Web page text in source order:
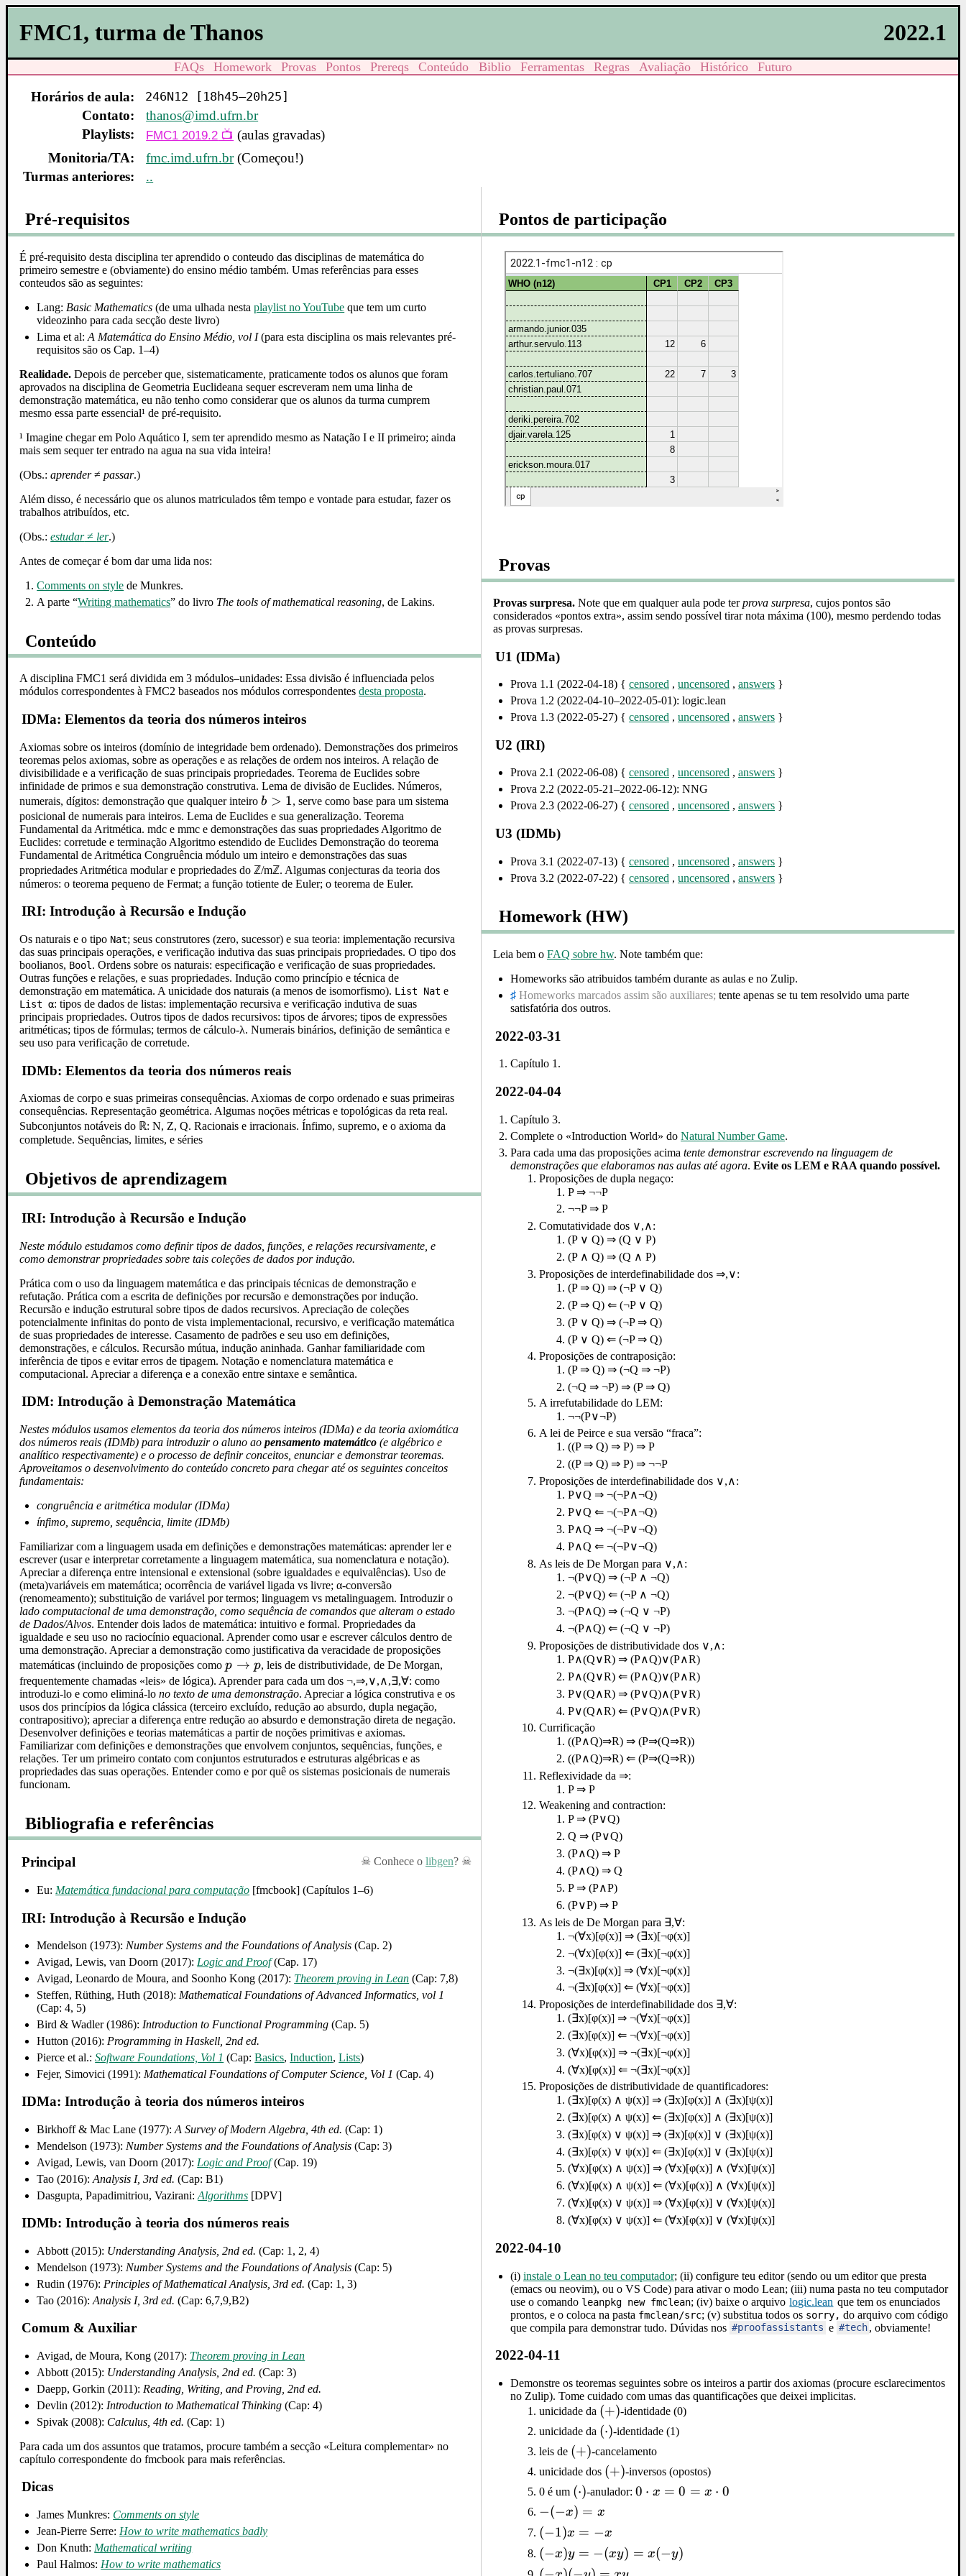
2022.1
FMC1, turma de Thanos
FAQs Homework Provas Pontos Prereqs Conteúdo Biblio Ferramentas Regras Avaliação Histórico Futuro
Horários de aula: 246N12 [18h45–20h25]
Contato:
thanos@imd.ufrn.br
Playlists:
FMC1 2019.2
(aulas gravadas)
Monitoria/TA:
fmc.imd.ufrn.br(Começou!)
Turmas anteriores:
..
Pré-requisitos
É pré-requisito desta disciplina ter aprendido o conteudo das disciplinas de matemática do
primeiro semestre e (obviamente) do ensino médio também. Umas referências para esses
conteudos são as seguintes:
Lang: Basic Mathematics (de uma ulhada nestaplaylist no YouTube que tem um curto
videozinho para cada secção deste livro)
Lima et al:A Matemática do Ensino Médio, vol I(para esta disciplina os mais relevantes pré-
requisitos são os Cap. 1–4)
Realidade. Depois de perceber que, sistematicamente, praticamente todos os alunos que foram
aprovados na disciplina de Geometria Euclideana sequer escreveram nem uma linha de
demonstração matemática, eu não tenho como considerar que os alunos da turma cumprem
mesmo essa parte essencial¹ de pré-requisito.
¹ Imagine chegar em Polo Aquático I, sem ter aprendido mesmo as Natação I e II primeiro; ainda
mais sem sequer ter entrado na agua na sua vida inteira!
(Obs.:aprender≠passar.)
Além disso, é necessário que os alunos matriculados têm tempo e vontade para estudar, fazer os
trabalhos atribuídos, etc.
(Obs.:estudar≠ ler.)
Antes de começar é bom dar uma lida nos:
Comments on style de Munkres.
A parte “Writing mathematics” do livro The tools of mathematical reasoning, de Lakins.
Conteúdo
A disciplina FMC1 será dividida em 3 módulos–unidades: Essa divisão é influenciada pelos
módulos correspondentes à FMC2 baseados nos módulos correspondentesdesta proposta.
IDMa: Elementos da teoria dos números inteiros
Axiomas sobre os inteiros (domínio de integridade bem ordenado). Demonstrações dos primeiros
teoremas pelos axiomas, sobre as operações e as relações de ordem nos inteiros. A relação de
divisibilidade e a verificação de suas principais propriedades. Teorema de Euclides sobre
infinidade de primos e sua demonstração construtiva. Lema de divisão de Euclides. Números,
numerais, dígitos: demonstração que qualquer inteirob
>
1
b > 1, serve como base para um sistema
posicional de numerais para inteiros. Lema de Euclides e sua generalização. Teorema
Fundamental da Aritmética. mdc e mmc e demonstrações das suas propriedades Algoritmo de
Euclides: corretude e terminação Algoritmo estendido de Euclides Demonstração do teorema
Fundamental de Aritmética Congruência módulo um inteiro e demonstrações das suas
propriedades Aritmética modular e propriedades do ℤ/mℤ. Algumas conjecturas da teoria dos
números: o teorema pequeno de Fermat; a função totiente de Euler; o teorema de Euler.
IRI: Introdução à Recursão e Indução
Os naturais e o tipo Nat; seus construtores (zero, sucessor) e sua teoria: implementação recursiva
das suas principais operações, e verificação indutiva das suas principais propriedades. O tipo dos
boolianos, Bool . Ordens sobre os naturais: especificação e verificação de suas propriedades.
Outras funções e relações, e suas propriedades. Indução como princípio e técnica de
demonstração em matemática. A unicidade dos naturais (a menos de isomorfismo). List Nat e
List α: tipos de dados de listas: implementação recursiva e verificação indutiva de suas
principais propriedades. Outros tipos de dados recursivos: tipos de árvores; tipos de expressões
aritméticas; tipos de fórmulas; termos de cálculo-λ. Numerais binários, definição de semântica e
seu uso para verificação de corretude.
IDMb: Elementos da teoria dos números reais
Axiomas de corpo e suas primeiras consequências. Axiomas de corpo ordenado e suas primeiras
consequências. Representação geométrica. Algumas noções métricas e topológicas da reta real.
Subconjuntos notáveis do ℝ: N, Z, Q. Racionais e irracionais. Ínfimo, supremo, e o axioma da
completude. Sequências, limites, e séries
Objetivos de aprendizagem
IRI: Introdução à Recursão e Indução
Neste módulo estudamos como definir tipos de dados, funções, e relações recursivamente, e
como demonstrar propriedades sobre tais coleções de dados por indução.
Prática com o uso da linguagem matemática e das principais técnicas de demonstração e
refutação. Prática com a escrita de definições por recursão e demonstrações por indução.
Recursão e indução estrutural sobre tipos de dados recursivos. Apreciação de coleções
potencialmente infinitas do ponto de vista implementacional, recursivo, e verificação matemática
de suas propriedades de interesse. Casamento de padrões e seu uso em definições,
demonstrações, e cálculos. Recursão mútua, indução aninhada. Ganhar familiaridade com
inferência de tipos e evitar erros de tipagem. Notação e nomenclatura matemática e
computacional. Apreciar a diferença e a conexão entre sintaxe e semântica.
IDM: Introdução à Demonstração Matemática
Nestes módulos usamos elementos da teoria dos números inteiros (IDMa) e da teoria axiomática
dos números reais (IDMb) para introduzir o aluno aopensamento matemático (e algébrico e
analítico respectivamente) e o processo de definir conceitos, enunciar e demonstrar teoremas.
Aproveitamos o desenvolvimento do conteúdo concreto para chegar até os seguintes conceitos
fundamentais:
congruência e aritmética modular (IDMa)
ínfimo, supremo, sequência, limite (IDMb)
Familiarizar com a linguagem usada em definições e demonstrações matemáticas: aprender ler e
escrever (usar e interpretar corretamente a linguagem matemática, sua nomenclatura e notação).
Apreciar a diferença entre intensional e extensional (sobre igualdades e equivalências). Uso de
(meta)variáveis em matemática; ocorrência de variável ligada vs livre; α-conversão
(renomeamento); substituição de variável por termos; linguagem vs metalinguagem. Introduzir o
lado computacional de uma demonstração, como sequência de comandos que alteram o estado
de Dados/Alvos. Entender dois lados de matemática: intuitivo e formal. Propriedades da
igualdade e seu uso no raciocínio equacional. Aprender como usar e escrever cálculos dentro de
uma demonstração. Apreciar a demonstração como justificativa da veracidade de proposições
matemáticas (incluindo de proposições comop\to
p
p → p, leis de distributividade, de De Morgan,
frequentemente chamadas «leis» de lógica). Aprender para cada um dos ¬,⇒,∨,∧,∃,∀: como
introduzi-lo e como eliminá-lono texto de uma demonstração. Apreciar a lógica construtiva e os
usos dos princípios da lógica clássica (terceiro excluído, redução ao absurdo, dupla negação,
contrapositivo); apreciar a diferença entre redução ao absurdo e demonstração direta de negação.
Desenvolver definições e teorias matemáticas a partir de noções primitivas e axiomas.
Familiarizar com definições e demonstrações que envolvem conjuntos, sequências, funções, e
relações. Ter um primeiro contato com conjuntos estruturados e estruturas algébricas e as
propriedades das suas operações. Entender como e por quê os sistemas posicionais de numerais
funcionam.
Bibliografia e referências
Conhece o libgen?
Principal
Eu: Matemática fundacional para computação [fmcbook] (Capítulos 1–6)
IRI: Introdução à Recursão e Indução
Mendelson (1973): Number Systems and the Foundations of Analysis (Cap. 2)
Avigad, Lewis, van Doorn (2017): Logic and Proof(Cap. 17)
Avigad, Leonardo de Moura, and Soonho Kong (2017): Theorem proving in Lean (Cap: 7,8)
Steffen, Rüthing, Huth (2018): Mathematical Foundations of Advanced Informatics, vol 1
(Cap: 4, 5)
Bird & Wadler (1986): Introduction to Functional Programming (Cap. 5)
Hutton (2016): Programming in Haskell, 2nd ed.
Pierce et al.:Software Foundations, Vol 1 (Cap:Basics,Induction,Lists)
Fejer, Simovici (1991): Mathematical Foundations of Computer Science, Vol 1 (Cap. 4)
IDMa: Introdução à teoria dos números inteiros
Birkhoff & Mac Lane (1977):A Survey of Modern Algebra, 4th ed. (Cap: 1)
Mendelson (1973): Number Systems and the Foundations of Analysis (Cap: 3)
Avigad, Lewis, van Doorn (2017): Logic and Proof(Cap. 19)
Tao (2016):Analysis I, 3rd ed. (Cap: B1)
Dasgupta, Papadimitriou, Vazirani:Algorithms [DPV]
IDMb: Introdução à teoria dos números reais
Abbott (2015): Understanding Analysis, 2nd ed. (Cap: 1, 2, 4)
Mendelson (1973): Number Systems and the Foundations of Analysis (Cap: 5)
Rudin (1976): Principles of Mathematical Analysis, 3rd ed. (Cap: 1, 3)
Tao (2016):Analysis I, 3rd ed. (Cap: 6,7,9,B2)
Comum & Auxiliar
Avigad, de Moura, Kong (2017): Theorem proving in Lean
Abbott (2015): Understanding Analysis, 2nd ed. (Cap: 3)
Daepp, Gorkin (2011): Reading, Writing, and Proving, 2nd ed.
Devlin (2012): Introduction to Mathematical Thinking (Cap: 4)
Spivak (2008): Calculus, 4th ed. (Cap: 1)
Para cada um dos assuntos que tratamos, procure também a secção «Leitura complementar» no
capítulo correspondente do fmcbook para mais referências.
Dicas
James Munkres: Comments on style
Jean-Pierre Serre: How to write mathematics badly
Don Knuth: Mathematical writing
Paul Halmos: How to write mathematics
Pontos de participação
Provas
Provas surpresa. Note que em qualquer aula pode terprova surpresa, cujos pontos são
considerados «pontos extra», assim sendo possível tirar nota máxima (100), mesmo perdendo todas
as provas surpresas.
U1 (IDMa)
Prova 1.1 (2022-04-18) { censored , uncensored , answers }
Prova 1.2 (2022-04-10–2022-05-01): logic.lean
Prova 1.3 (2022-05-27) { censored , uncensored , answers }
U2 (IRI)
Prova 2.1 (2022-06-08) { censored , uncensored , answers }
Prova 2.2 (2022-05-21–2022-06-12): NNG
Prova 2.3 (2022-06-27) { censored , uncensored , answers }
U3 (IDMb)
Prova 3.1 (2022-07-13) { censored , uncensored , answers }
Prova 3.2 (2022-07-22) { censored , uncensored , answers }
Homework (HW)
Leia bem o FAQ sobre hw. Note também que:
Homeworks são atribuidos também durante as aulas e no Zulip.
Homeworks marcados assim são auxiliares; tente apenas se tu tem resolvido uma parte
satisfatória dos outros.
2022-03-31
Capítulo 1.
2022-04-04
Capítulo 3.
Complete o «Introduction World» do Natural Number Game.
Para cada uma das proposições acima tente demonstrar escrevendo na linguagem de
demonstrações que elaboramos nas aulas até agora. Evite os LEM e RAA quando possível.
Proposições de dupla negaço:
P ⇒ ¬¬P
¬¬P ⇒ P
Comutatividade dos ∨,∧:
(P ∨ Q) ⇒ (Q ∨ P)
(P ∧ Q) ⇒ (Q ∧ P)
Proposições de interdefinabilidade dos ⇒,∨:
(P ⇒ Q) ⇒ (¬P ∨ Q)
(P ⇒ Q) ⇐ (¬P ∨ Q)
(P ∨ Q) ⇒ (¬P ⇒ Q)
(P ∨ Q) ⇐ (¬P ⇒ Q)
Proposições de contraposição:
(P ⇒ Q) ⇒ (¬Q ⇒ ¬P)
(¬Q ⇒ ¬P) ⇒ (P ⇒ Q)
A irrefutabilidade do LEM:
¬¬(P∨¬P)
A lei de Peirce e sua versão “fraca”:
((P ⇒ Q) ⇒ P) ⇒ P
((P ⇒ Q) ⇒ P) ⇒ ¬¬P
Proposições de interdefinabilidade dos ∨,∧:
P∨Q ⇒ ¬(¬P∧¬Q)
P∨Q ⇐ ¬(¬P∧¬Q)
P∧Q ⇒ ¬(¬P∨¬Q)
P∧Q ⇐ ¬(¬P∨¬Q)
As leis de De Morgan para ∨,∧:
¬(P∨Q) ⇒ (¬P ∧ ¬Q)
¬(P∨Q) ⇐ (¬P ∧ ¬Q)
¬(P∧Q) ⇒ (¬Q ∨ ¬P)
¬(P∧Q) ⇐ (¬Q ∨ ¬P)
Proposições de distributividade dos ∨,∧:
P∧(Q∨R) ⇒ (P∧Q)∨(P∧R)
P∧(Q∨R) ⇐ (P∧Q)∨(P∧R)
P∨(Q∧R) ⇒ (P∨Q)∧(P∨R)
P∨(Q∧R) ⇐ (P∨Q)∧(P∨R)
Currificação
((P∧Q)⇒R) ⇒ (P⇒(Q⇒R))
((P∧Q)⇒R) ⇐ (P⇒(Q⇒R))
Reflexividade da ⇒:
P ⇒ P
Weakening and contraction:
P ⇒ (P∨Q)
Q ⇒ (P∨Q)
(P∧Q) ⇒ P
(P∧Q) ⇒ Q
P ⇒ (P∧P)
(P∨P) ⇒ P
As leis de De Morgan para ∃,∀:
¬(∀x)[φ(x)] ⇒ (∃x)[¬φ(x)]
¬(∀x)[φ(x)] ⇐ (∃x)[¬φ(x)]
¬(∃x)[φ(x)] ⇒ (∀x)[¬φ(x)]
¬(∃x)[φ(x)] ⇐ (∀x)[¬φ(x)]
Proposições de interdefinabilidade dos ∃,∀:
(∃x)[φ(x)] ⇒ ¬(∀x)[¬φ(x)]
(∃x)[φ(x)] ⇐ ¬(∀x)[¬φ(x)]
(∀x)[φ(x)] ⇒ ¬(∃x)[¬φ(x)]
(∀x)[φ(x)] ⇐ ¬(∃x)[¬φ(x)]
Proposições de distributividade de quantificadores:
(∃x)[φ(x) ∧ ψ(x)] ⇒ (∃x)[φ(x)] ∧ (∃x)[ψ(x)]
(∃x)[φ(x) ∧ ψ(x)] ⇐ (∃x)[φ(x)] ∧ (∃x)[ψ(x)]
(∃x)[φ(x) ∨ ψ(x)] ⇒ (∃x)[φ(x)] ∨ (∃x)[ψ(x)]
(∃x)[φ(x) ∨ ψ(x)] ⇐ (∃x)[φ(x)] ∨ (∃x)[ψ(x)]
(∀x)[φ(x) ∧ ψ(x)] ⇒ (∀x)[φ(x)] ∧ (∀x)[ψ(x)]
(∀x)[φ(x) ∧ ψ(x)] ⇐ (∀x)[φ(x)] ∧ (∀x)[ψ(x)]
(∀x)[φ(x) ∨ ψ(x)] ⇒ (∀x)[φ(x)] ∨ (∀x)[ψ(x)]
(∀x)[φ(x) ∨ ψ(x)] ⇐ (∀x)[φ(x)] ∨ (∀x)[ψ(x)]
2022-04-10
(i) instale o Lean no teu computador; (ii) configure teu editor (sendo ou um editor que presta
(emacs ou neovim), ou o VS Code) para ativar o modo Lean; (iii) numa pasta no teu computador
use o comando leanpkg new fmclean; (iv) baixe o arquivo logic.lean que tem os enunciados
prontos, e o coloca na pasta fmclean/src; (v) substitua todos os sorry, do arquivo com código
que compila para demonstrar tudo. Dúvidas nos #proofassistants e #tech , obviamente!
2022-04-11
Demonstre os teoremas seguintes sobre os inteiros a partir dos axiomas (procure esclarecimentos
no Zulip). Tome cuidado com umas das quantificações que deixei implicitas.
unicidade da (+)
(+)-identidade (0)
unicidade da (⋅)
(⋅)-identidade (1)
leis de (+)
(+)-cancelamento
unicidade dos (+)
(+)-inversos (opostos)
0 é um (⋅)
(⋅)-anulador: 0⋅x
x⋅0
0 ⋅ x = 0 = x ⋅ 0
-
(-
x)
=
−(−x) = x
(-1)x
= -x
(−1)x = −x
(-
x)y
(−x)y = −(xy) = x(−y)